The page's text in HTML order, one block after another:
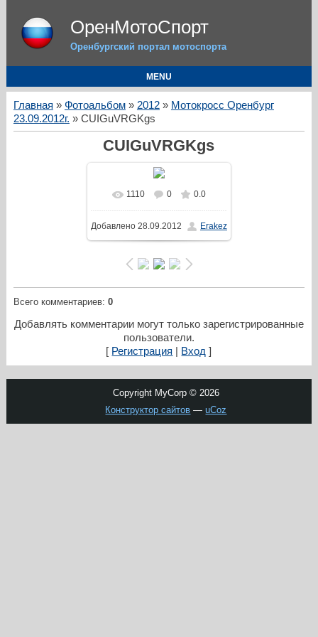
ОренМотоСпорт
Оренбургский портал мотоспорта
MENU
Главная » Фотоальбом» 2012» Мотокросс Оренбург
23.09.2012г. » CUIGuVRGKgs
CUIGuVRGKgs
1110 0 0.0
Добавлено28.09.2012 Erakez
Всего комментариев: 0
Добавлять комментарии могут только зарегистрированные
пользователи.
[ Регистрация Вход ]
Copyright MyCorp © 2026
Конструктор сайтов —uCoz